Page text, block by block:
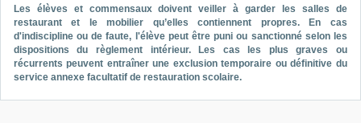
Les élèves et commensaux doivent veiller à garder les salles de
restaurant et le mobilier qu’elles contiennent propres. En cas
d'indiscipline ou de faute, l'élève peut être puni ou sanctionné selon les
dispositions du règlement intérieur. Les cas les plus graves ou
récurrents peuvent entraîner une exclusion temporaire ou définitive du
service annexe facultatif de restauration scolaire.